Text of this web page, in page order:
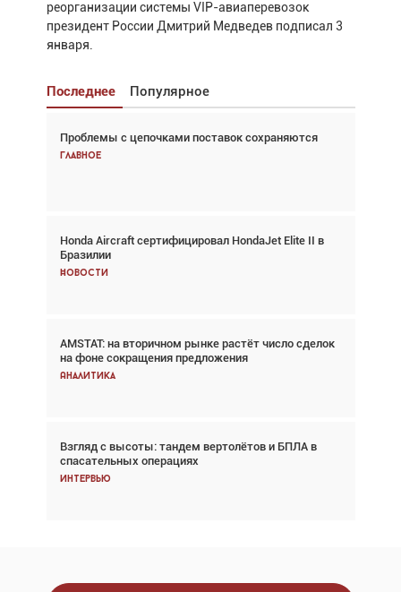
реорганизации системы VIP-авиаперевозок
президент России Дмитрий Медведев подписал 3
января.
Последнее Популярное
Проблемы с цепочками поставок сохраняются
Главное
Honda Aircraft сертифицировал HondaJet Elite II в
Бразилии
Новости
AMSTAT: на вторичном рынке растёт число сделок
на фоне сокращения предложения
Аналитика
Взгляд с высоты: тандем вертолётов и БПЛА в
спасательных операциях
Интервью
Взгляд с высоты: тандем вертолётов и БПЛА в
спасательных операциях
Авиационный фотограф Дэйв Кох: «Фотография
говорит сама за себя... а ИИ всё портит»
Новости
Проблемы с цепочками поставок сохраняются
Аналитика
Частный самолёт – это актив. Подходите к
покупке соответствующим образом
Интервью